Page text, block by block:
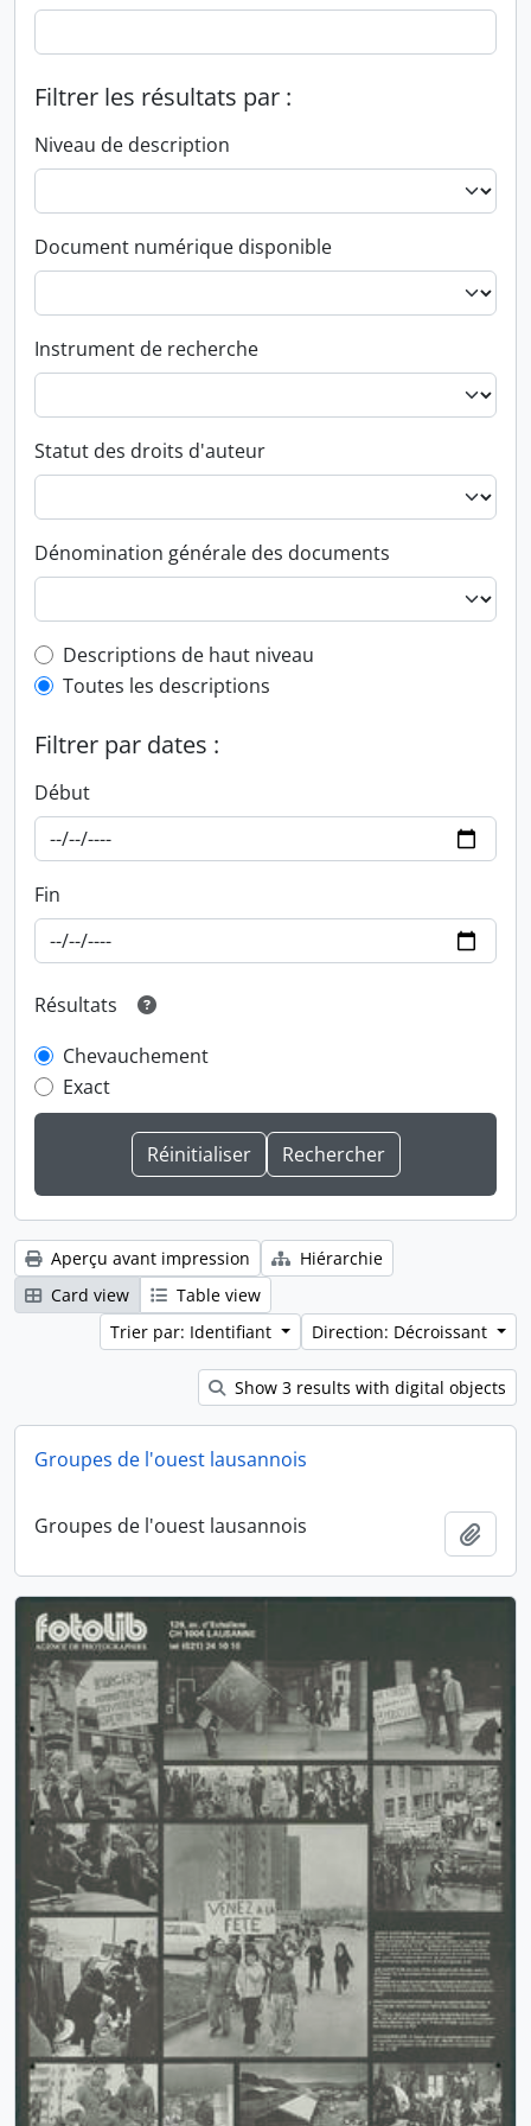
Filtrer les résultats par :
Niveau de description
Document numérique disponible
Instrument de recherche
Statut des droits d'auteur
Dénomination générale des documents
Top-level description filter
Descriptions de haut niveau
Toutes les descriptions
Filtrer par dates :
Début
Fin
Résultats
Chevauchement
Exact
Aperçu avant impression
Hiérarchie
Card view
Table view
Trier par: Identifiant
Direction: Décroissant
Show 3 results with digital objects
Groupes de l'ouest lausannois
Groupes de l'ouest lausannois